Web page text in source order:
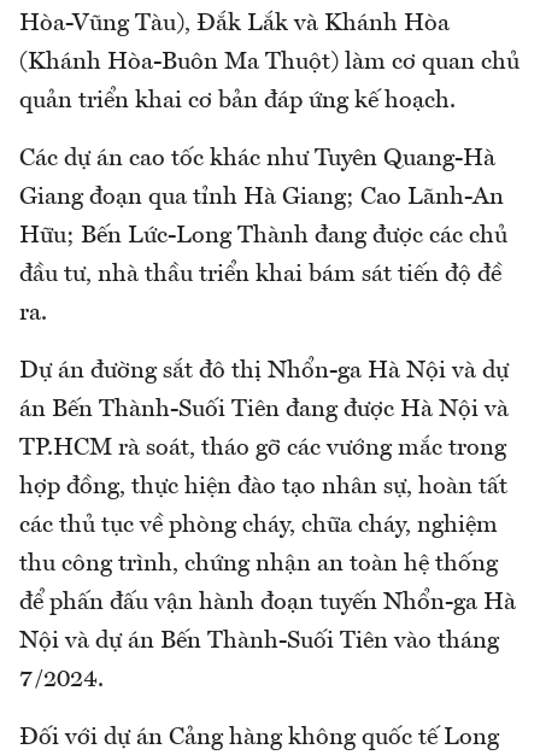
Hòa-Vũng Tàu), Đắk Lắk và Khánh Hòa
(Khánh Hòa-Buôn Ma Thuột) làm cơ quan chủ
quản triển khai cơ bản đáp ứng kế hoạch.
Các dự án cao tốc khác như Tuyên Quang-Hà
Giang đoạn qua tỉnh Hà Giang; Cao Lãnh-An
Hữu; Bến Lức-Long Thành đang được các chủ
đầu tư, nhà thầu triển khai bám sát tiến độ đề
ra.
Dự án đường sắt đô thị Nhổn-ga Hà Nội và dự
án Bến Thành-Suối Tiên đang được Hà Nội và
TP.HCM rà soát, tháo gỡ các vướng mắc trong
hợp đồng, thực hiện đào tạo nhân sự, hoàn tất
các thủ tục về phòng cháy, chữa cháy, nghiệm
thu công trình, chứng nhận an toàn hệ thống
để phấn đấu vận hành đoạn tuyến Nhổn-ga Hà
Nội và dự án Bến Thành-Suối Tiên vào tháng
7/2024.
Đối với dự án Cảng hàng không quốc tế Long